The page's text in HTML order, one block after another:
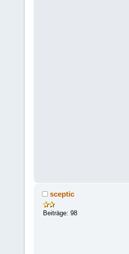
sceptic
Beiträge: 98